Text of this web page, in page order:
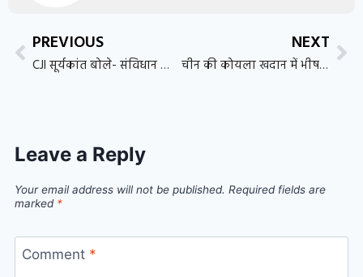
PREVIOUS
CJI सूर्यकांत बोले- संविधान किसी खास वर्ग की जागीर नहीं, हर नागरिक का समान अधिकार
NEXT
चीन की कोयला खदान में भीषण गैस विस्फोट, 82 मजदूरों की मौत
Leave a Reply
Your email address will not be published. Required fields are
marked *
Comment *